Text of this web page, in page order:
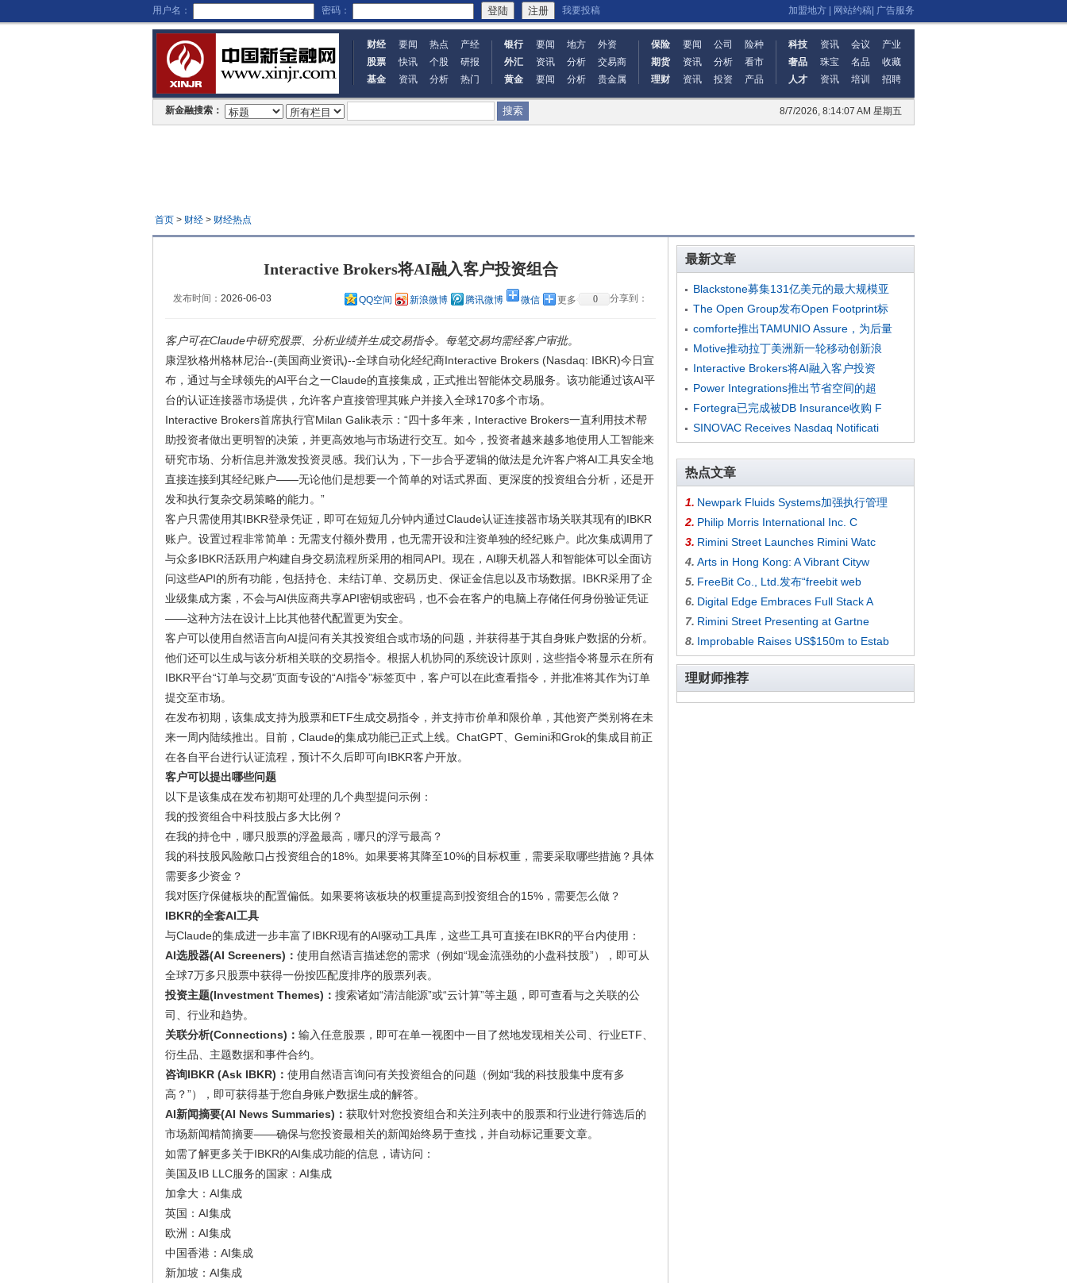
用户名： 密码： 我要投稿 加盟地方 网站约稿 广告服务
财经 要闻 热点
产经
股票
快讯 个股
研报
基金
资讯 分析 热门
银行 要闻 地方
外资
外汇
资讯 分析
交易商
黄金
要闻 分析 贵金属
保险 要闻 公司
险种
期货
资讯 分析
看市
理财
资讯 投资 产品
科技 资讯 会议
产业
奢品
珠宝 名品
收藏
人才
资讯 培训 招聘
8/7/2026, 8:14:08 AM 星期五
新金融搜索：
首页> 财经> 财经热点
Interactive Brokers将AI融入客户投资组合
发布时间： 2026-06-03 分享到：
QQ空间 新浪微博 腾讯微博 微信 更多 0
客户可在Claude中研究股票、分析业绩并生成交易指令。每笔交易均需经客户审批。
康涅狄格州格林尼治--(美国商业资讯)--全球自动化经纪商Interactive Brokers (Nasdaq: IBKR)今日宣
布，通过与全球领先的AI平台之一Claude的直接集成，正式推出智能体交易服务。该功能通过该AI平
台的认证连接器市场提供，允许客户直接管理其账户并接入全球170多个市场。
Interactive Brokers首席执行官Milan Galik表示：“四十多年来，Interactive Brokers一直利用技术帮
助投资者做出更明智的决策，并更高效地与市场进行交互。如今，投资者越来越多地使用人工智能来
研究市场、分析信息并激发投资灵感。我们认为，下一步合乎逻辑的做法是允许客户将AI工具安全地
直接连接到其经纪账户——无论他们是想要一个简单的对话式界面、更深度的投资组合分析，还是开
发和执行复杂交易策略的能力。”
客户只需使用其IBKR登录凭证，即可在短短几分钟内通过Claude认证连接器市场关联其现有的IBKR
账户。设置过程非常简单：无需支付额外费用，也无需开设和注资单独的经纪账户。此次集成调用了
与众多IBKR活跃用户构建自身交易流程所采用的相同API。现在，AI聊天机器人和智能体可以全面访
问这些API的所有功能，包括持仓、未结订单、交易历史、保证金信息以及市场数据。IBKR采用了企
业级集成方案，不会与AI供应商共享API密钥或密码，也不会在客户的电脑上存储任何身份验证凭证
——这种方法在设计上比其他替代配置更为安全。
客户可以使用自然语言向AI提问有关其投资组合或市场的问题，并获得基于其自身账户数据的分析。
他们还可以生成与该分析相关联的交易指令。根据人机协同的系统设计原则，这些指令将显示在所有
IBKR平台“订单与交易”页面专设的“AI指令”标签页中，客户可以在此查看指令，并批准将其作为订单
提交至市场。
在发布初期，该集成支持为股票和ETF生成交易指令，并支持市价单和限价单，其他资产类别将在未
来一周内陆续推出。目前，Claude的集成功能已正式上线。ChatGPT、Gemini和Grok的集成目前正
在各自平台进行认证流程，预计不久后即可向IBKR客户开放。
客户可以提出哪些问题
以下是该集成在发布初期可处理的几个典型提问示例：
我的投资组合中科技股占多大比例？
在我的持仓中，哪只股票的浮盈最高，哪只的浮亏最高？
我的科技股风险敞口占投资组合的18%。如果要将其降至10%的目标权重，需要采取哪些措施？具体
需要多少资金？
我对医疗保健板块的配置偏低。如果要将该板块的权重提高到投资组合的15%，需要怎么做？
IBKR的全套AI工具
与Claude的集成进一步丰富了IBKR现有的AI驱动工具库，这些工具可直接在IBKR的平台内使用：
AI选股器(AI Screeners)： 使用自然语言描述您的需求（例如“现金流强劲的小盘科技股”），即可从
全球7万多只股票中获得一份按匹配度排序的股票列表。
投资主题(Investment Themes)： 搜索诸如“清洁能源”或“云计算”等主题，即可查看与之关联的公
司、行业和趋势。
关联分析(Connections)： 输入任意股票，即可在单一视图中一目了然地发现相关公司、行业ETF、
衍生品、主题数据和事件合约。
咨询IBKR (Ask IBKR)： 使用自然语言询问有关投资组合的问题（例如“我的科技股集中度有多
高？”），即可获得基于您自身账户数据生成的解答。
AI新闻摘要(AI News Summaries)： 获取针对您投资组合和关注列表中的股票和行业进行筛选后的
市场新闻精简摘要——确保与您投资最相关的新闻始终易于查找，并自动标记重要文章。
如需了解更多关于IBKR的AI集成功能的信息，请访问：
美国及IB LLC服务的国家：AI集成
加拿大：AI集成
英国：AI集成
欧洲：AI集成
中国香港：AI集成
新加坡：AI集成
最新文章
Blackstone募集131亿美元的最大规模亚
The Open Group发布Open Footprint标
comforte推出TAMUNIO Assure，为后量
Motive推动拉丁美洲新一轮移动创新浪
Interactive Brokers将AI融入客户投资
Power Integrations推出节省空间的超
Fortegra已完成被DB Insurance收购 F
SINOVAC Receives Nasdaq Notificati
热点文章
1. Newpark Fluids Systems加强执行管理
2. Philip Morris International Inc. C
3. Rimini Street Launches Rimini Watc
4. Arts in Hong Kong: A Vibrant Cityw
5. FreeBit Co., Ltd.发布“freebit web
6. Digital Edge Embraces Full Stack A
7. Rimini Street Presenting at Gartne
8. Improbable Raises US$150m to Estab
理财师推荐